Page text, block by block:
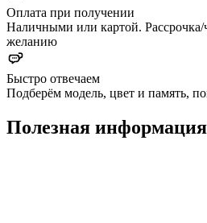
Оплата при получении
Наличными или картой. Рассрочка/
желанию
Быстро отвечаем
Подберём модель, цвет и память,
Полезная информация